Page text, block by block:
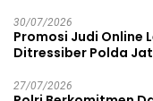
30/07/2026
Promosi Judi Online
Ditressiber Polda
27/07/2026